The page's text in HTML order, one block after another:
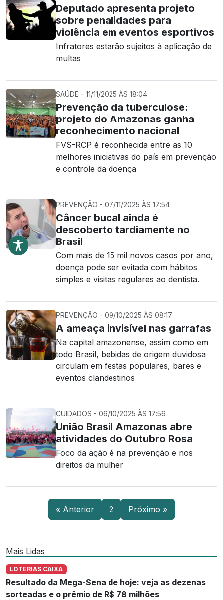
Deputado apresenta projeto
sobre penalidades para
violência em eventos esportivos
Infratores estarão sujeitos à aplicação de
multas
SAÚDE - 11/11/2025 ÀS 18:04
Prevenção da tuberculose:
projeto do Amazonas ganha
reconhecimento nacional
FVS-RCP é reconhecida entre as 10
melhores iniciativas do país em prevenção
e controle da doença
PREVENÇÃO - 07/11/2025 ÀS 17:54
Câncer bucal ainda é
descoberto tardiamente no
Brasil
Com mais de 15 mil novos casos por ano,
doença pode ser evitada com hábitos
simples e visitas regulares ao dentista.
PREVENÇÃO - 09/10/2025 ÀS 08:17
A ameaça invisível nas garrafas
Na capital amazonense, assim como em
todo Brasil, bebidas de origem duvidosa
circulam em festas populares, bares e
eventos clandestinos
CUIDADOS - 06/10/2025 ÀS 17:56
União Brasil Amazonas abre
atividades do Outubro Rosa
Foco da ação é na prevenção e nos
direitos da mulher
« Anterior 2 Próximo »
Mais Lidas
LOTERIAS CAIXA
Resultado da Mega-Sena de hoje: veja as dezenas
sorteadas e o prêmio de R$ 78 milhões